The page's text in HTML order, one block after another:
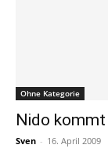
Ohne Kategorie
Nido kommt
Sven - 16. April 2009